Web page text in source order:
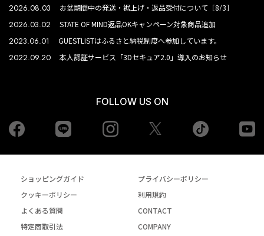
2026.08.03 お盆期間中の発送・裾上げ・返品受付について［8/3］
2026.03.02 STATE OF MIND返品OKキャンペーン対象商品追加
2023.06.01 GUESTLISTはふるさと納税制度へ参加しています。
2022.09.20 本人認証サービス「3Dセキュア2.0」導入のお知らせ
FOLLOW US ON
Facebook Instagram tiktok
ショッピングガイド
プライバシーポリシー
クッキーポリシー
利用規約
よくある質問
CONTACT
特定商取引法
COMPANY